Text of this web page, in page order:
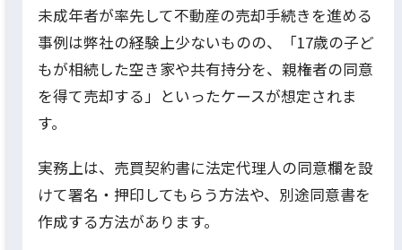
未成年者が率先して不動産の売却手続きを進める
事例は弊社の経験上少ないものの、「17歳の子ど
もが相続した空き家や共有持分を、親権者の同意
を得て売却する」といったケースが想定されま
す。
実務上は、売買契約書に法定代理人の同意欄を設
けて署名・押印してもらう方法や、別途同意書を
作成する方法があります。